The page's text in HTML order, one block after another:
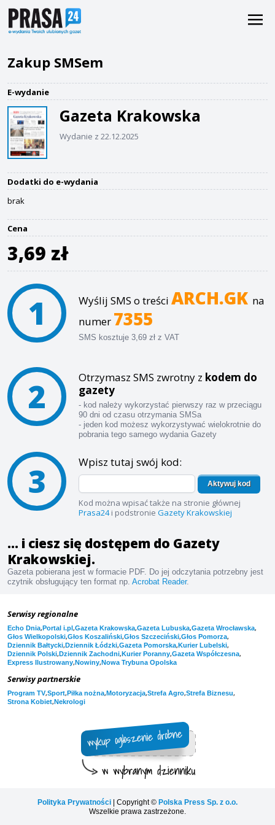
Zakup SMSem
E-wydanie
Gazeta Krakowska
Wydanie z 22.12.2025
Dodatki do e-wydania
brak
Cena
3,69 zł
1 Wyślij SMS o treści ARCH.GK na
numer 7355
SMS kosztuje 3,69 zł z VAT
2 Otrzymasz SMS zwrotny z kodem do
gazety
- kod należy wykorzystać pierwszy raz w przeciągu
90 dni od czasu otrzymania SMSa
- jeden kod możesz wykorzystywać wielokrotnie do
pobrania tego samego wydania Gazety
3 Wpisz tutaj swój kod:
Aktywuj kod
Kod można wpisać także na stronie głównej
Prasa24i podstronie Gazety Krakowskiej
... i ciesz się dostępem do Gazety
Krakowskiej.
Gazeta pobierana jest w formacie PDF. Do jej odczytania potrzebny jest
czytnik obsługujący ten format np. Acrobat Reader.
Serwisy regionalne
Echo Dnia,Portal i.pl,Gazeta Krakowska,Gazeta Lubuska,Gazeta Wrocławska,
Głos Wielkopolski,Głos Koszaliński,Głos Szczeciński,Głos Pomorza,
Dziennik Bałtycki,Dziennik Łódzki,Gazeta Pomorska,Kurier Lubelski,
Dziennik Polski,Dziennik Zachodni,Kurier Poranny,Gazeta Współczesna,
Express Ilustrowany,Nowiny,Nowa Trybuna Opolska
Serwisy partnerskie
Program TV,Sport,Piłka nożna,Motoryzacja,Strefa Agro,Strefa Biznesu,
Strona Kobiet,Nekrologi
Polityka Prywatności | Copyright © Polska Press Sp. z o.o.
Wszelkie prawa zastrzeżone.